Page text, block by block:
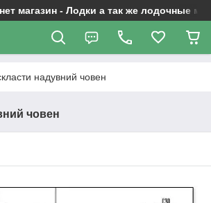
магазин - Лодки а так же лодочные
надувний човен
човен